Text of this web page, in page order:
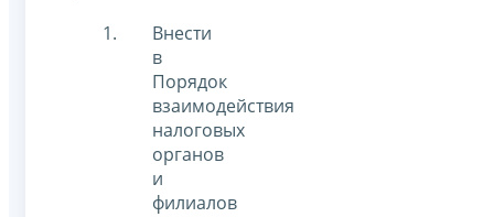
Внести
в
Порядок
взаимодействия
налоговых
органов
и
филиалов